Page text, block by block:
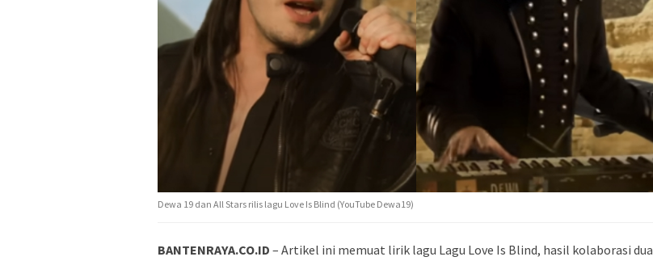
Dewa 19 dan All Stars rilis lagu Love Is Blind (YouTube Dewa19)
BANTENRAYA.CO.ID – Artikel ini memuat lirik lagu Lagu Love Is Blind, hasil kolaborasi dua